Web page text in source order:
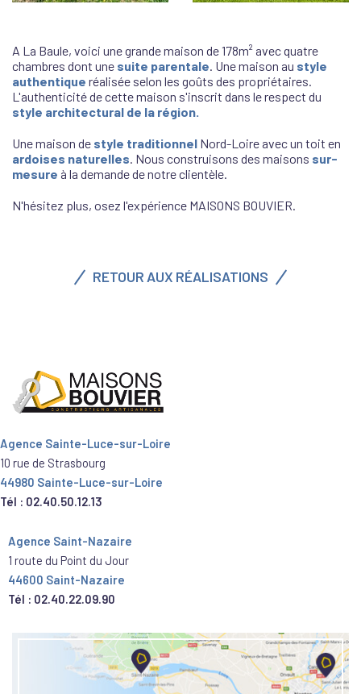
A La Baule, voici une grande maison de 178m² avec quatre
chambres dont une suite parentale. Une maison au style
authentique réalisée selon les goûts des propriétaires.
L'authenticité de cette maison s'inscrit dans le respect du
style architectural de la région.
Une maison de style traditionnel Nord-Loire avec un toit en
ardoises naturelles. Nous construisons des maisons sur-
mesure à la demande de notre clientèle.
N'hésitez plus, osez l'expérience MAISONS BOUVIER.
RETOUR AUX RÉALISATIONS
Agence Sainte-Luce-sur-Loire
10 rue de Strasbourg
44980 Sainte-Luce-sur-Loire
Tél : 02.40.50.12.13
Agence Saint-Nazaire
1 route du Point du Jour
44600 Saint-Nazaire
Tél : 02.40.22.09.90